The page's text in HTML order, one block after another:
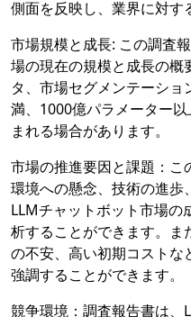
側面を反映し、業界に対す
市場規模と成長: この調査
場の現在の規模と成長の概
タ、市場セグメンテーシ
満、1000億パラメーター
まれる場合があります。
市場の推進要因と課題：こ
環境への懸念、技術の進歩
LLMチャットボット市場の
析することができます。
の不安、高い初期コストな
強調することができます。
競争環境：調査報告書は、